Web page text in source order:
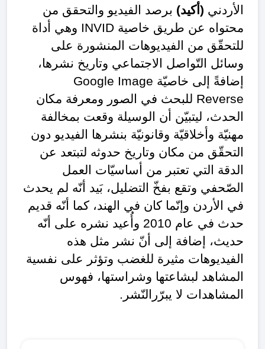
الأردني (أكيد) برصد الفيديو والتحقق من
محتواه عن طريق خاصية INVID وهي أداة
للتحقّق من الفيديوهات المنشورة على
وسائل التّواصل الاجتماعي وتاريخ نشرها،
إضافةً إلى خاصيّة Google Image
Reverse للبحث في الصور ومعرفة مكان
الحدث، ليتبيّن أن الوسيلة وقعت بمخالفة
مهنيّة وأخلاقيّة وقانونيّة بنشرها الفيديو دون
التحقّق من مكان وتاريخ حدوثه لتبتعد عن
الدقة التي تعتبر من أساسيّات العمل
الصّحفي وتقع بفخّ التضليل، بَيد أنّه لم يحدث
في الأردن وإنّما كان في الهند، كما أنّه قديم
حدث في عام 2010 وأُعيد نشره على أنّه
حديث، إضافة إلى أنّ نشر مثل هذه
الفيديوهات مثيرة للغضب وتؤثر على نفسية
المشاهد لبشاعتها وشراستها، فهوس
المشاهدات لا يبرّرالنّشر.